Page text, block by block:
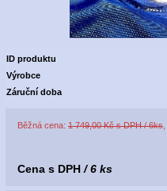
ID produktu
Výrobce
Záruční doba
Běžná cena: 1 749,00 Kč s DPH / 6ks
Cena s DPH / 6 ks